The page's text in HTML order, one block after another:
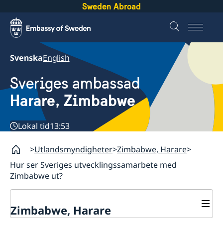
Sweden Abroad
SvenskaEnglish
Sveriges ambassad
Harare, Zimbabwe
Lokal tid13:53
Utlandsmyndigheter Zimbabwe, Harare
Hur ser Sveriges utvecklingssamarbete med
Zimbabwe ut?
Zimbabwe, Harare